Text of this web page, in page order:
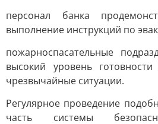
персонал банка
выполнение инструкций по
пожарноспасательные
высокий уровень
чрезвычайные ситуации.
Регулярное проведение
часть системы